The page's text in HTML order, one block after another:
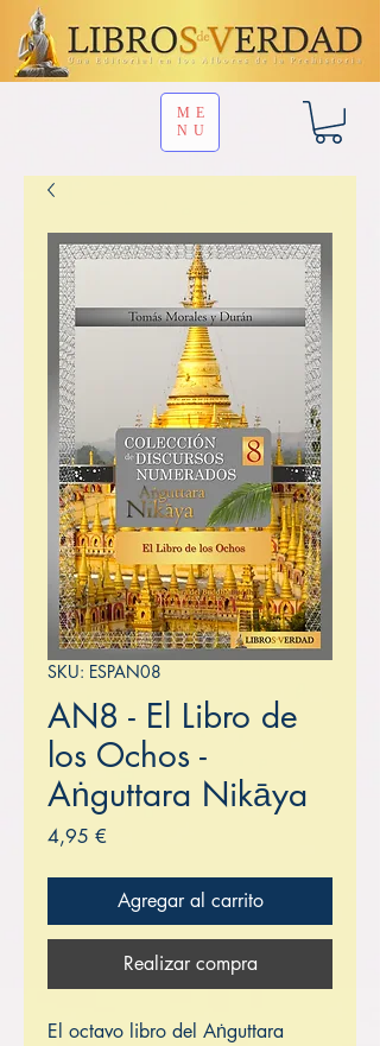
ME
NU
SKU: ESPAN08
AN8 - El Libro de
los Ochos -
Aṅguttara Nikāya
4,95 €
Agregar al carrito
Realizar compra
El octavo libro del Aṅguttara